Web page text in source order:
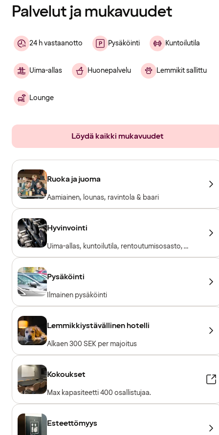
Palvelut ja mukavuudet
24 h vastaanotto Pysäköinti Kuntoilutila
Uima-allas Huonepalvelu Lemmikit sallittu
Lounge
Löydä kaikki mukavuudet
Ruoka ja juoma
Aamiainen, lounas, ravintola & baari
Hyvinvointi
Uima-allas, kuntoilutila, rentoutumisosasto,
sauna
Pysäköinti
Ilmainen pysäköinti
Lemmikkiystävällinen hotelli
Alkaen 300 SEK per majoitus
Kokoukset
Max kapasiteetti 400 osallistujaa.
Esteettömyys